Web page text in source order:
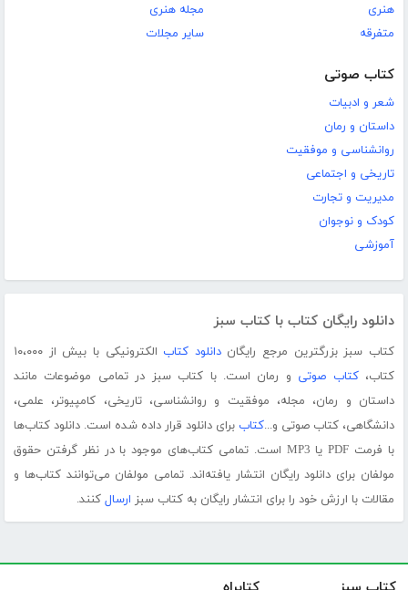
هنری
متفرقه
مجله هنری
سایر مجلات
کتاب صوتی
شعر و ادبیات
داستان و رمان
روانشناسی و موفقیت
تاریخی و اجتماعی
مدیریت و تجارت
کودک و نوجوان
آموزشی
دانلود رایگان کتاب با کتاب سبز
کتاب سبز بزرگترین مرجع رایگاندانلود کتاب
الکترونیکی با بیش از ۱۰،۰۰۰
کتاب،کتاب صوتی و رمان است. با کتاب سبز در تمامی موضوعات مانند
داستان و رمان، مجله، موفقیت و روانشناسی، تاریخی، کامپیوتر، علمی،
دانشگاهی، کتاب صوتی و...کتاب برای دانلود قرار داده شده است. دانلود کتاب‌ها
با فرمت PDF یا MP3 است. تمامی کتاب‌های موجود با در نظر گرفتن حقوق
مولفان برای دانلود رایگان انتشار یافته‌اند. تمامی مولفان می‌توانند کتاب‌ها و
مقالات با ارزش خود را برای انتشار رایگان به کتاب سبز ارسال کنند.